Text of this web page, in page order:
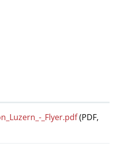
_Flyer.pdf(PDF,